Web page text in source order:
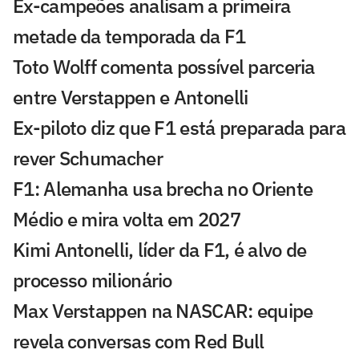
Ex-campeões analisam a primeira
metade da temporada da F1
Toto Wolff comenta possível parceria
entre Verstappen e Antonelli
Ex-piloto diz que F1 está preparada para
rever Schumacher
F1: Alemanha usa brecha no Oriente
Médio e mira volta em 2027
Kimi Antonelli, líder da F1, é alvo de
processo milionário
Max Verstappen na NASCAR: equipe
revela conversas com Red Bull